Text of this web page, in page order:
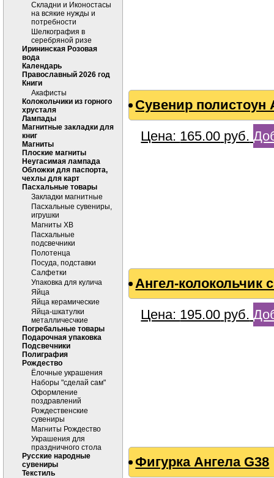
Складни и Иконостасы
на всякие нужды и
потребности
Шелкография в
серебряной ризе
Ирининская Розовая
вода
Календарь
Православный 2026 год
Книги
Акафисты
Колокольчики из горного
хрусталя
Лампады
Магнитные закладки для
книг
Магниты
Плоские магниты
Неугасимая лампада
Обложки для паспорта,
чехлы для карт
Пасхальные товары
Закладки магнитные
Пасхальные сувениры,
игрушки
Магниты ХВ
Пасхальные
подсвечники
Полотенца
Посуда, подставки
Салфетки
Упаковка для кулича
Яйца
Яйца керамические
Яйца-шкатулки
металличесчкие
Погребальные товары
Подарочная упаковка
Подсвечники
Полиграфия
Рождество
Ёлочные украшения
Наборы "сделай сам"
Оформление
поздравлений
Рождественские
сувениры
Магниты Рождество
Украшения для
праздничного стола
Русские народные
сувениры
Текстиль
Сувенир полистоун
Цена: 165.00 руб.
Ангел-колокольчик
Цена: 195.00 руб.
Фигурка Ангела G38